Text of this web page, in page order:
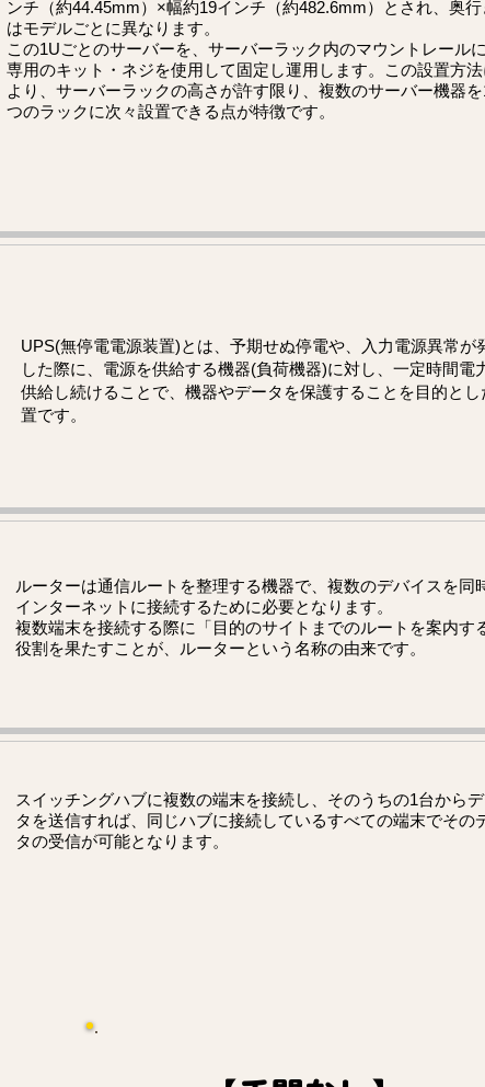
ンチ（約44.45mm）×幅約19インチ（約482.6mm）とされ、奥行
はモデルごとに異なります。
この1Uごとのサーバーを、サーバーラック内のマウントレールに
専用のキット・ネジを使用して固定し運用します。この設置方法
より、サーバーラックの高さが許す限り、複数のサーバー機器を
つのラックに次々設置できる点が特徴です。
UPS(無停電電源装置)とは、予期せぬ停電や、入力電源異常が
した際に、電源を供給する機器(負荷機器)に対し、一定時間電
供給し続けることで、機器やデータを保護することを目的とし
置です。
ルーターは通信ルートを整理する機器で、複数のデバイスを同
インターネットに接続するために必要となります。
複数端末を接続する際に「目的のサイトまでのルートを案内す
役割を果たすことが、ルーターという名称の由来です。
スイッチングハブに複数の端末を接続し、そのうちの1台から
タを送信すれば、同じハブに接続しているすべての端末でその
タの受信が可能となります。